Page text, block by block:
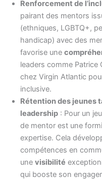
Renforcement de
pairant des mentors
(ethniques, LGBTQ+,
handicap) avec des
favorise une
leaders comme Patrice
chez Virgin Atlantic
inclusive.
Rétention des jeunes
leadership : Pour un
de mentor est une
expertise. Cela
compétences en
une visibilité
qui booste son